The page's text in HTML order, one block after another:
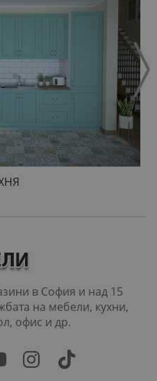
в София и над 15
офис и др.